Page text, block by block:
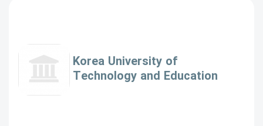
Korea University of
Technology and Education